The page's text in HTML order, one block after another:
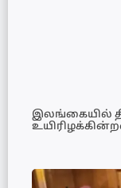
இலங்கையில்